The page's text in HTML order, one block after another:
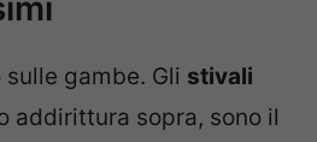
gambe. Gli stivali
addirittura sopra, sono il